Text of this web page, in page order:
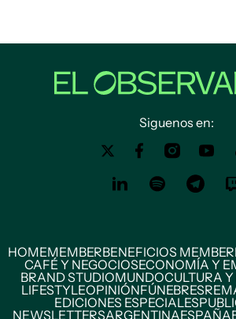
Siguenos en:
HOMEMEMBERBENEFICIOS MEMBER
CAFÉ Y NEGOCIOSECONOMÍA Y
BRAND STUDIOMUNDOCULTURA
LIFESTYLEOPINIÓNFÚNEBRES
EDICIONES ESPECIALES
NEWSLETTERSARGENTINAESPAÑA